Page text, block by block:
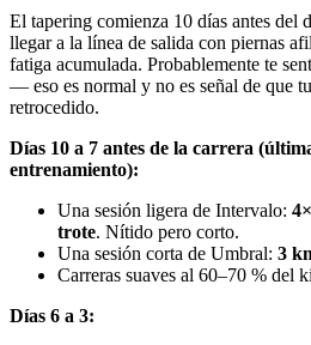
El tapering comienza 10 días antes del
llegar a la línea de salida con piernas
fatiga acumulada. Probablemente te
— eso es normal y no es señal de que
retrocedido.
Días 10 a 7 antes de la carrera
entrenamiento):
Una sesión ligera de Intervalo:
trote. Nítido pero corto.
Una sesión corta de Umbral: 3
Carreras suaves al 60–70 % del
Días 6 a 3: